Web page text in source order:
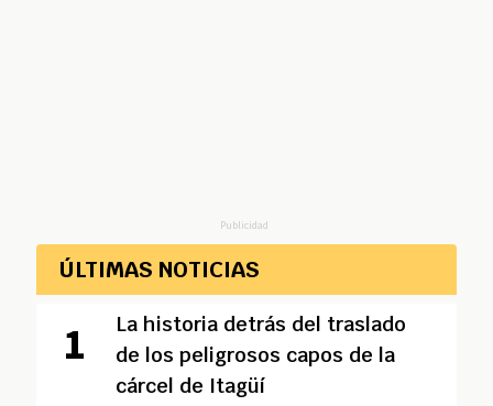
Publicidad
ÚLTIMAS NOTICIAS
La historia detrás del traslado
de los peligrosos capos de la
cárcel de Itagüí